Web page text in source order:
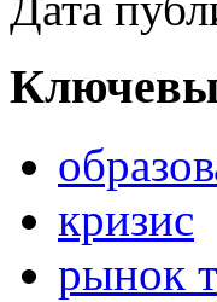
кризис
рынок